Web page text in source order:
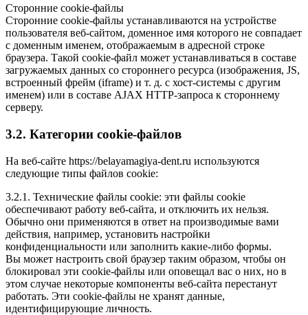
Сторонние cookie-файлы
Сторонние cookie-файлы устанавливаются на устройстве
пользователя веб-сайтом, доменное имя которого не совпадает
с доменным именем, отображаемым в адресной строке
браузера. Такой cookie-файл может устанавливаться в составе
загружаемых данных со стороннего ресурса (изображения, JS,
встроенный фрейм (iframe) и т. д. с хост-системы с другим
именем) или в составе AJAX HTTP-запроса к стороннему
серверу.
3.2. Категории cookie-файлов
На веб-сайте https://belayamagiya-dent.ru используются
следующие типы файлов cookie:
3.2.1. Технические файлы cookie: эти файлы cookie
обеспечивают работу веб-сайта, и отключить их нельзя.
Обычно они применяются в ответ на производимые вами
действия, например, установить настройки
конфиденциальности или заполнить какие-либо формы.
Вы может настроить свой браузер таким образом, чтобы он
блокировал эти cookie-файлы или оповещал вас о них, но в
этом случае некоторые компоненты веб-сайта перестанут
работать. Эти cookie-файлы не хранят данные,
идентифицирующие личность.